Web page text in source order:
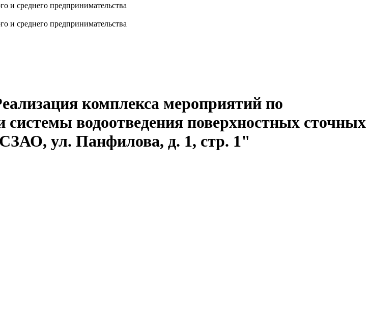
и среднего предпринимательства
и среднего предпринимательства
комплекса мероприятий по
системы водоотведения поверхностных сточных
ул. Панфилова, д. 1, стр. 1"